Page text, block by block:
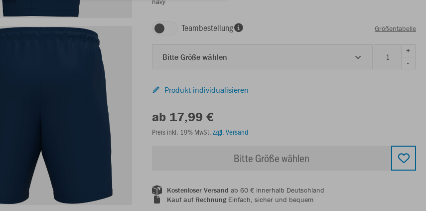
Teambestellung Größentabelle
Bitte Größe wählen
+
-
Produkt individualisieren
ab 17,99 €
Preis inkl. 19% MwSt. zzgl. Versand
Bitte Größe wählen
Kostenloser Versand ab 60 € innerhalb Deutschland
Kauf auf RechnungEinfach, sicher und bequem